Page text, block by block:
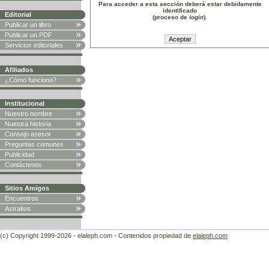
Editorial
Publicar un libro
Publicar un PDF
Servicios editoriales
Afiliados
¿Cómo funciona?
Institucional
Nuestro nombre
Nuestra historia
Consejo asesor
Preguntas comunes
Publicidad
Contáctenos
Sitios Amigos
Encuentros
Astralisis
Para acceder a esta sección deberá estar debidamente
identificado
(proceso de login).
(c) Copyright 1999-2026 - elaleph.com - Contenidos propiedad de elaleph.com